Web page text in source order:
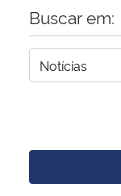
Buscar em: